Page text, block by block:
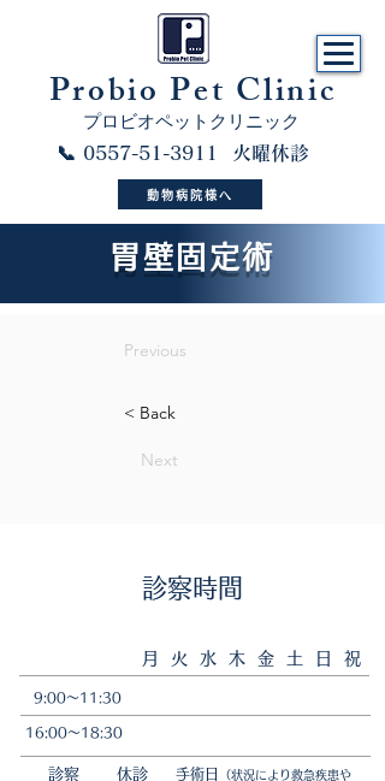
​Probio Pet Clinic
プロビオペットクリニック
📞 0557-51-3911 火曜休診
動物病院様へ
胃壁固定術
Previous
< Back
Next
​診察時間
​月 火 水 木 金 土 日 祝
9:00〜11:30
16:00〜18:30
診察 休診 手術日
（状況により救急疾患や